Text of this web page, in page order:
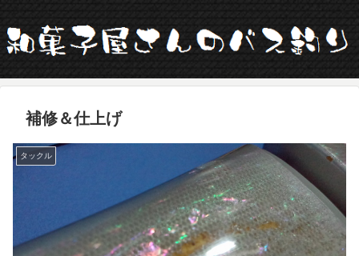
補修＆仕上げ
タックル